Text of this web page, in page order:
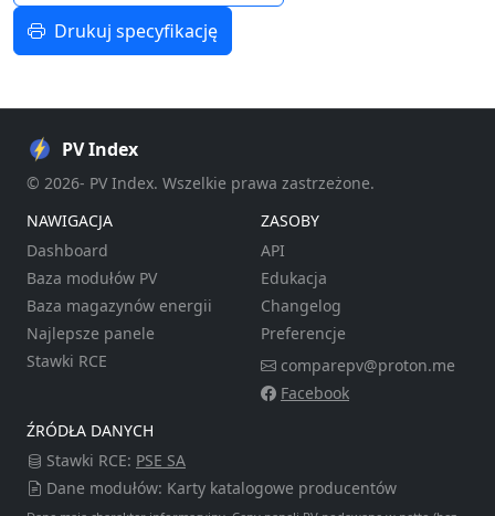
Drukuj specyfikację
PV Index
© 2026- PV Index. Wszelkie prawa zastrzeżone.
NAWIGACJA
Dashboard
Baza modułów PV
Baza magazynów energii
Najlepsze panele
Stawki RCE
ZASOBY
API
Edukacja
Changelog
Preferencje
comparepv@proton.me
Facebook
ŹRÓDŁA DANYCH
Stawki RCE: PSE SA
Dane modułów: Karty katalogowe producentów